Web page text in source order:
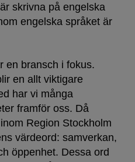
skrivna på engelska
engelska språket är
en bransch i fokus.
en allt viktigare
har vi många
framför oss. Då
Region Stockholm
värdeord: samverkan,
öppenhet. Dessa ord